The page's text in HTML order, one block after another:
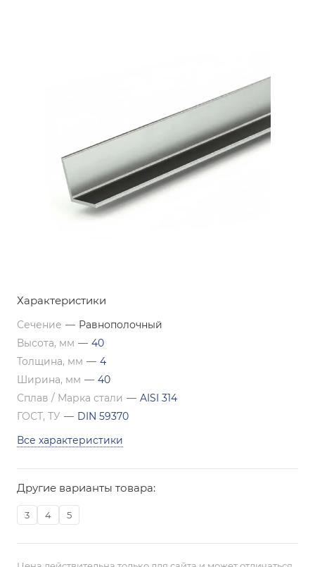
Характеристики
Сечение — Равнополочный
Высота, мм — 40
Толщина, мм — 4
Ширина, мм — 40
Сплав / Марка стали — AISI 314
ГОСТ, ТУ — DIN 59370
Все характеристики
Другие варианты товара:
3 4 5